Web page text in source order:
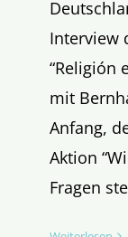
Interview
“Religión
mit
Anfang,
Aktion
Fragen